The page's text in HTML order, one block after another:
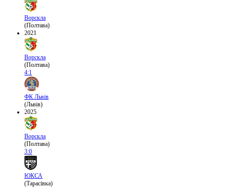
Ворскла
(Полтава)
2021
Ворскла
(Полтава)
4:1
ФК Львів
(Львів)
2025
Ворскла
(Полтава)
3:0
ЮКСА
(Тарасівка)